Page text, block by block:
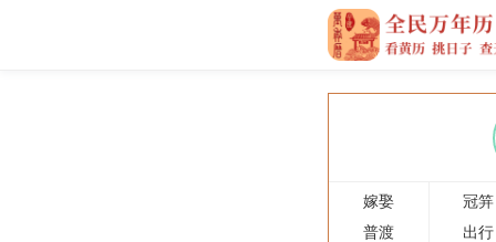
嫁娶
冠笄
普渡
出行